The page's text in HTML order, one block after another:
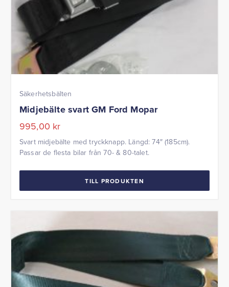
Säkerhetsbälten
Midjebälte svart GM Ford Mopar
995,00 kr
Svart midjebälte med tryckknapp. Längd: 74″ (185cm).
Passar de flesta bilar från 70- & 80-talet.
TILL PRODUKTEN